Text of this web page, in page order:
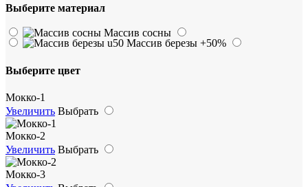
Выберите материал
Массив сосны
Массив березы +50%
Выберите цвет
Мокко-1
Увеличить Выбрать
Мокко-2
Увеличить Выбрать
Мокко-3